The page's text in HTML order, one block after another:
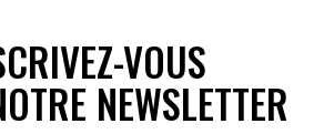
VOUS
NEWSLETTER